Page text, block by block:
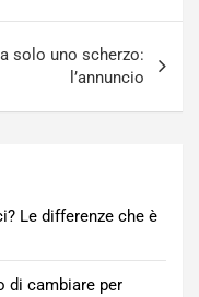
solo uno scherzo:
l’annuncio
Le differenze che è
di cambiare per